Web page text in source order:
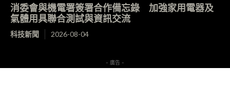
消委會與機電署簽署合作備忘錄 加強家用電器及
氣體用具聯合測試與資訊交流
科技新聞 2026-08-04
- 廣告 -